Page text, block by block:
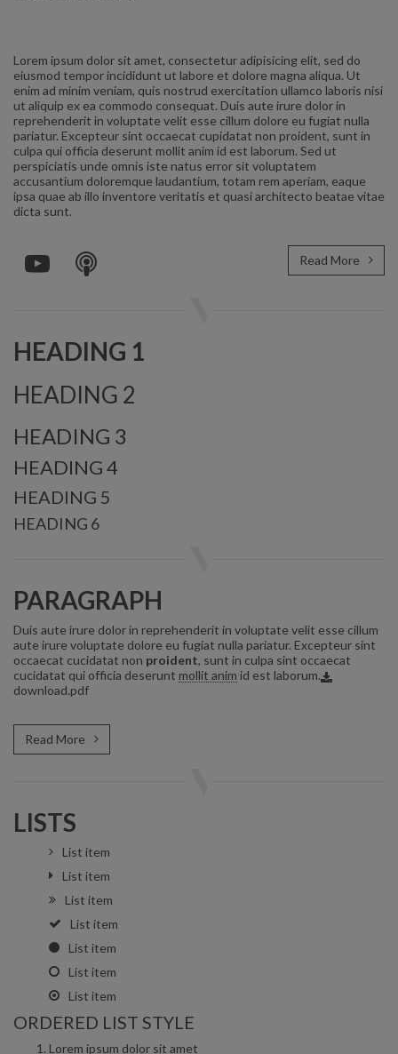
Lorem ipsum dolor sit amet, consectetur adipisicing elit, sed do
eiusmod tempor incididunt ut labore et dolore magna aliqua. Ut
enim ad minim veniam, quis nostrud exercitation ullamco laboris nisi
ut aliquip ex ea commodo consequat. Duis aute irure dolor in
reprehenderit in voluptate velit esse cillum dolore eu fugiat nulla
pariatur. Excepteur sint occaecat cupidatat non proident, sunt in
culpa qui officia deserunt mollit anim id est laborum. Sed ut
perspiciatis unde omnis iste natus error sit voluptatem
accusantium doloremque laudantium, totam rem aperiam, eaque
ipsa quae ab illo inventore veritatis et quasi architecto beatae vitae
dicta sunt.
Read More
HEADING 1
HEADING 2
HEADING 3
HEADING 4
HEADING 5
HEADING 6
PARAGRAPH
Duis aute irure dolor in reprehenderit in voluptate velit esse cillum
aute irure voluptate dolore eu fugiat nulla pariatur. Excepteur sint
occaecat cucidatat non proident, sunt in culpa sint occaecat
cucidatat qui officia deserunt mollit anim id est laborum.
download.pdf
Read More
LISTS
List item
List item
List item
List item
List item
List item
List item
ORDERED LIST STYLE
Lorem ipsum dolor sit amet